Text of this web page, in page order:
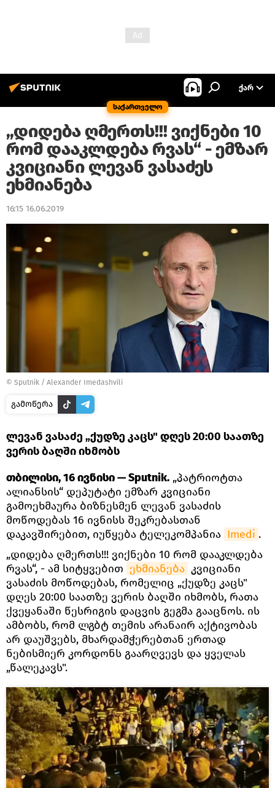
საქართველო
ᲥᲐᲠ
„დიდება ღმერთს!!! ვიქნები 10
რომ დააკლდება რვას“ - ემზარ
კვიციანი ლევან ვასაძეს
ეხმიანება
16:15 16.06.2019
© Sputnik / Alexander Imedashvili
გამოწერა
ლევან ვასაძე „ქუდზე კაცს" დღეს 20:00 საათზე
ვერის ბაღში იხმობს
თბილისი, 16 ივნისი — Sputnik. „პატრიოტთა
ალიანსის“ დეპუტატი ემზარ კვიციანი
გამოეხმაურა ბიზნესმენ ლევან ვასაძის
მოწოდებას 16 ივნისს შეკრებასთან
დაკავშირებით, იუწყება ტელეკომპანია Imedi .
„დიდება ღმერთს!!! ვიქნები 10 რომ დააკლდება
რვას“, - ამ სიტყვებით ეხმიანება კვიციანი
ვასაძის მოწოდებას, რომელიც „ქუდზე კაცს"
დღეს 20:00 საათზე ვერის ბაღში იხმობს, რათა
ქვეყანაში წესრიგის დაცვის გეგმა გააცნოს. ის
ამბობს, რომ ლგბტ თემის არანაირ აქტივობას
არ დაუშვებს, მხარდამჭერებთან ერთად
ნებისმიერ კორდონს გაარღვევს და ყველას
„წალეკავს".